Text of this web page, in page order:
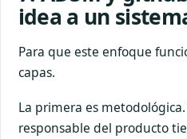
idea a un
Para que este enfoque
capas.
La primera es
responsable del producto